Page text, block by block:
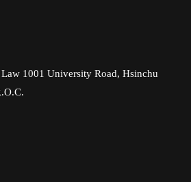
1001 University Road, Hsinchu